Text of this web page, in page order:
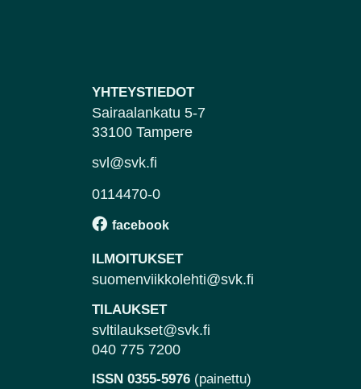
YHTEYSTIEDOT
Sairaalankatu 5-7
33100 Tampere
svl@svk.fi
0114470-0
ILMOITUKSET
suomenviikkolehti@svk.fi
TILAUKSET
svltilaukset@svk.fi
040 775 7200
ISSN 0355-5976 (painettu)